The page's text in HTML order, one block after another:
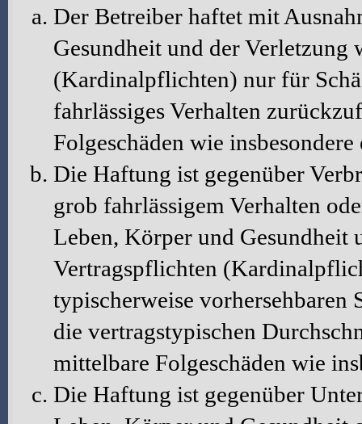
Der Betreiber haftet mit
Gesundheit und der
(Kardinalpflichten) nur für
fahrlässiges Verhalten
Folgeschäden wie
Die Haftung ist gegenüber
grob fahrlässigem Verhalten
Leben, Körper und Gesundheit
Vertragspflichten
typischerweise vorhersehbaren
die vertragstypischen
mittelbare Folgeschäden wie
Die Haftung ist gegenüber